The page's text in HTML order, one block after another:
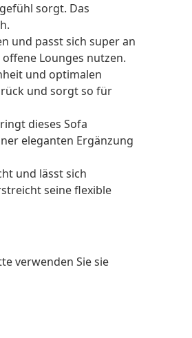
sorgt. Das
und passt sich super an
Lounges nutzen.
und optimalen
und sorgt so für
dieses Sofa
eleganten Ergänzung
und lässt sich
seine flexible
verwenden Sie sie